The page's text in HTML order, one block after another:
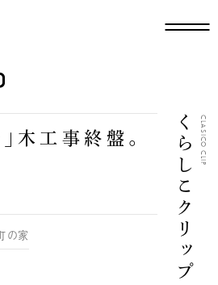
くらしこクリップCLASICO CLIP
木工事終盤。
の家